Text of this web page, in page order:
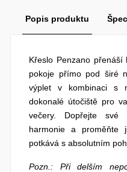
Popis produktu
Křeslo Penzano přenáší
pokoje přímo pod širé
výplet v kombinaci s
dokonalé útočiště pro
večery. Dopřejte své
harmonie a
potkává s absolutním
Pozn.: Při delším